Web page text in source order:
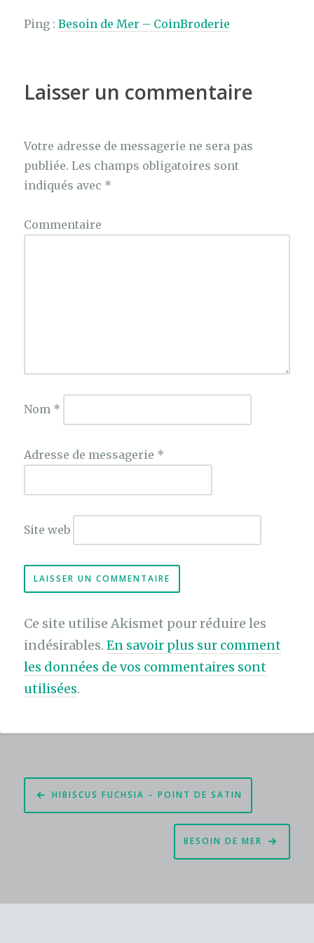
Ping :Besoin de Mer – CoinBroderie
Laisser un commentaire
Votre adresse de messagerie ne sera pas
publiée. Les champs obligatoires sont
indiqués avec *
Commentaire
Nom *
Adresse de messagerie *
Site web
Ce site utilise Akismet pour réduire les
indésirables.En savoir plus sur comment
les données de vos commentaires sont
utilisées.
Navigation
de
HIBISCUS FUCHSIA – POINT DE SATIN
BESOIN DE MER